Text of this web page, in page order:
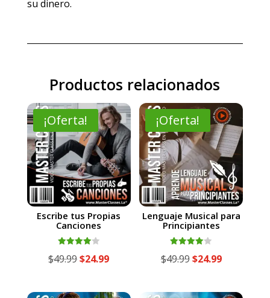
su dinero.
Productos relacionados
¡Oferta!
Escribe tus Propias
Canciones
con
$49.99El
original
$24.99El
actual
¡Oferta!
Lenguaje Musical para
Principiantes
con
$49.99El
original
$24.99El
actual